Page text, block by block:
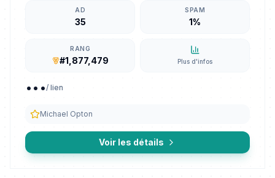
AD
35
SPAM
1%
RANG
#1,877,479 Plus d'infos
.../ lien
Michael Opton
Voir les détails